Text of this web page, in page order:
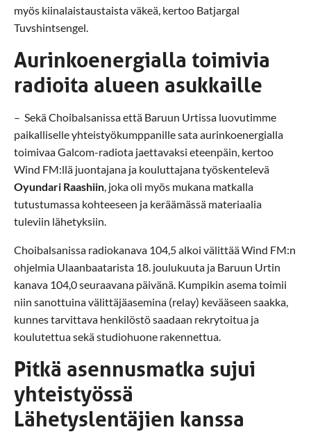
myös kiinalaistaustaista väkeä, kertoo Batjargal
Tuvshintsengel.
Aurinkoenergialla toimivia
radioita alueen asukkaille
– Sekä Choibalsanissa että Baruun Urtissa luovutimme
paikalliselle yhteistyökumppanille sata aurinkoenergialla
toimivaa Galcom-radiota jaettavaksi eteenpäin, kertoo
Wind FM:llä juontajana ja kouluttajana työskentelevä
Oyundari Raashiin , joka oli myös mukana matkalla
tutustumassa kohteeseen ja keräämässä materiaalia
tuleviin lähetyksiin.
Choibalsanissa radiokanava 104,5 alkoi välittää Wind FM:n
ohjelmia Ulaanbaatarista 18. joulukuuta ja Baruun Urtin
kanava 104,0 seuraavana päivänä. Kumpikin asema toimii
niin sanottuina välittäjäasemina (relay) kevääseen saakka,
kunnes tarvittava henkilöstö saadaan rekrytoitua ja
koulutettua sekä studiohuone rakennettua.
Pitkä asennusmatka sujui
yhteistyössä
Lähetyslentäjien kanssa